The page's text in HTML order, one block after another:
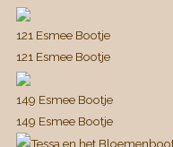
121 Esmee Bootje
121 Esmee Bootje
149 Esmee Bootje
149 Esmee Bootje